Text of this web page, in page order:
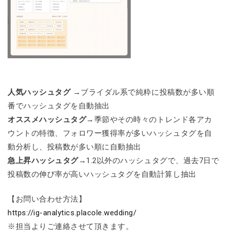
人気ハッシュタグ → ブライダル系で純粋に投稿数が多い順
番でハッシュタグを自動抽出
オススメハッシュタグ→ 季節やその時々のトレンド各アカ
ウントの特徴、フォロワー獲得率が多いハッシュタグを自
動分析し、投稿数が多い順に自動抽出
急上昇ハッシュタグ→ 1.2以外のハッシュタグで、過去7日で
投稿数の伸び率が高いハッシュタグを自動計算し抽出
【お問い合わせ方法】
https://ig-analytics.placole.wedding/
※担当よりご連絡させて頂きます。